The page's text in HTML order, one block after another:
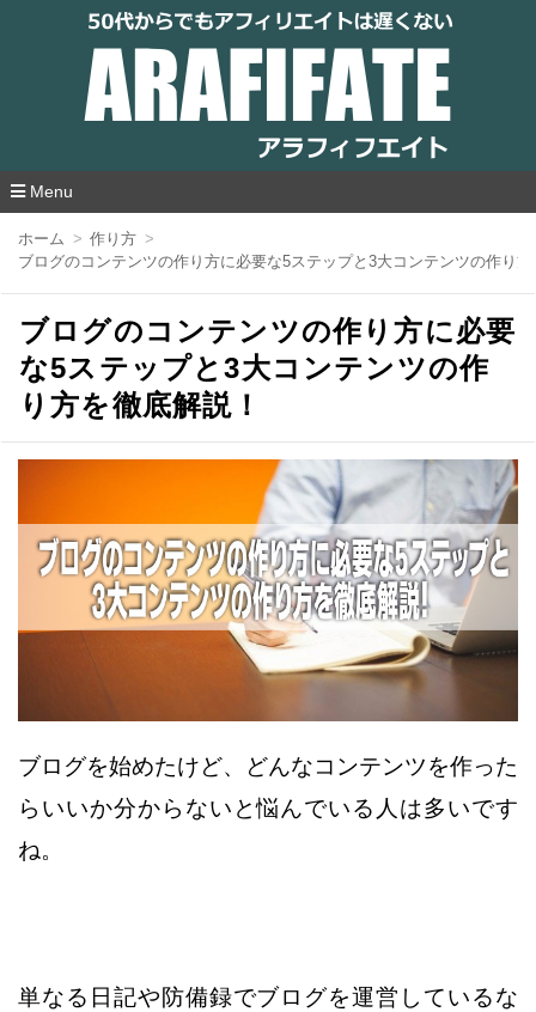
アラフィフエイト｜ 50代からでもアフィリ
エイトは遅くない
Menu
ホーム
作り方
ブログのコンテンツの作り方に必要な5ステップと3大コンテンツの作り
ブログのコンテンツの作り方に必要
な5ステップと3大コンテンツの作
り方を徹底解説！
ブログを始めたけど、どんなコンテンツを作った
らいいか分からないと悩んでいる人は多いです
ね。
単なる日記や防備録でブログを運営しているな